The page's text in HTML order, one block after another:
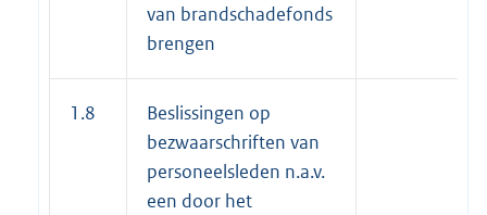
van brandschadefonds
brengen
1.8
Beslissingen op
bezwaarschriften van
personeelsleden n.a.v.
een door het